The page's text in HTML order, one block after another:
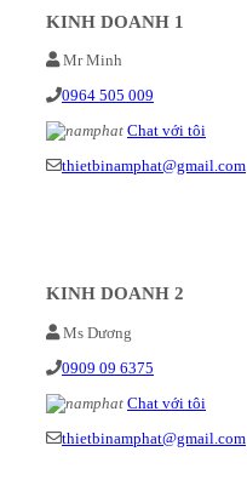
KINH DOANH 1
Mr Minh
0964 505 009
Chat với tôi
thietbinamphat@gmail.com
KINH DOANH 2
Ms Dương
0909 09 6375
Chat với tôi
thietbinamphat@gmail.com